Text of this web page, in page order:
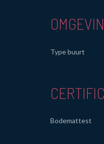
Type buurt
Bodemattest